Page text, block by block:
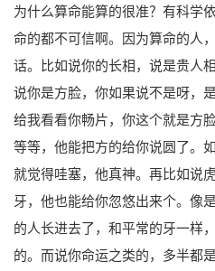
为什么算命能算的很准？有科学
命的都不可信啊。因为算命的人
话。比如说你的长相，说是贵人
说你是方脸，你如果说不是呀，
给我看看你畅片，你这个就是方
等等，他能把方的给你说圆了。
就觉得哇塞，他真神。再比如说
牙，他也能给你忽悠出来个。像
的人长进去了，和平常的牙一样
的。而说你命运之类的，多半都